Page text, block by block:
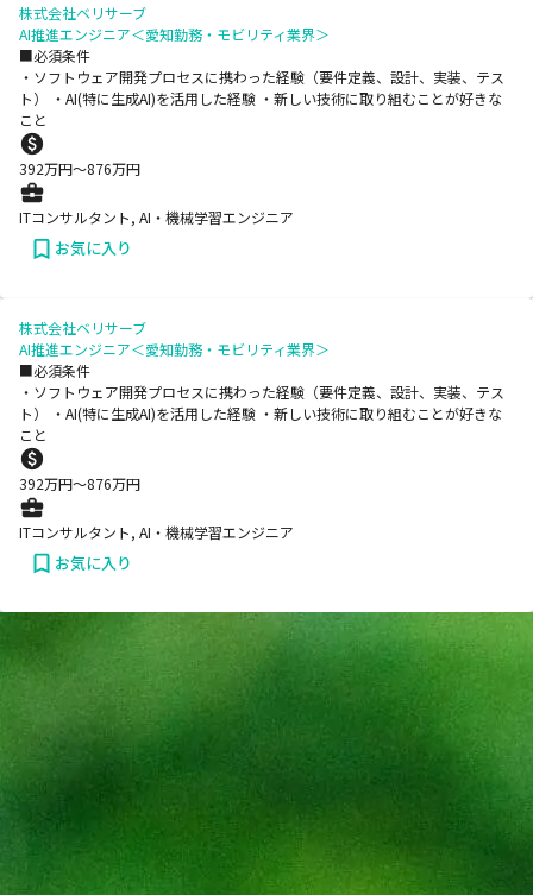
株式会社ベリサーブ
AI推進エンジニア＜愛知勤務・モビリティ業界＞
■必須条件
・ソフトウェア開発プロセスに携わった経験（要件定義、設計、実装、テス
ト） ・AI(特に生成AI)を活用した経験 ・新しい技術に取り組むことが好きな
こと
392万円〜876万円
ITコンサルタント, AI・機械学習エンジニア
お気に入り
株式会社ベリサーブ
AI推進エンジニア＜愛知勤務・モビリティ業界＞
■必須条件
・ソフトウェア開発プロセスに携わった経験（要件定義、設計、実装、テス
ト） ・AI(特に生成AI)を活用した経験 ・新しい技術に取り組むことが好きな
こと
392万円〜876万円
ITコンサルタント, AI・機械学習エンジニア
お気に入り